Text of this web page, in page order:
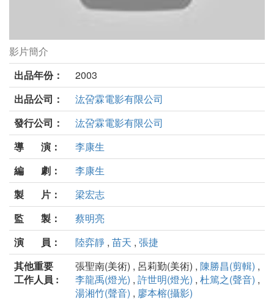
不見劇照
影片簡介
出品年份：
2003
出品公司：
汯呄霖電影有限公司
發行公司：
汯呄霖電影有限公司
導 演：
李康生
編 劇：
李康生
製 片：
梁宏志
監 製：
蔡明亮
演 員：
陸弈靜 , 苗天 , 張捷
其他重要
工作人員 :
張聖南(美術) , 呂莉勤(美術) , 陳勝昌(剪輯) ,
李龍禹(燈光) , 許世明(燈光) , 杜篤之(聲音) ,
湯湘竹(聲音) , 廖本榕(攝影)